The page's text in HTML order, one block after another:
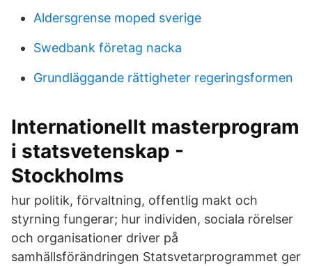
Aldersgrense moped sverige
Swedbank företag nacka
Grundläggande rättigheter regeringsformen
Internationellt masterprogram
i statsvetenskap -
Stockholms
hur politik, förvaltning, offentlig makt och
styrning fungerar; hur individen, sociala rörelser
och organisationer driver på
samhällsförändringen Statsvetarprogrammet ger